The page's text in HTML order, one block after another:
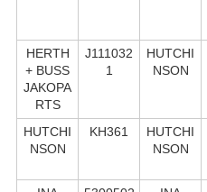
HERTH
+ BUSS
JAKOPA
RTS
J111032
1
HUTCHI
NSON
HUTCHI
NSON
KH361
HUTCHI
NSON